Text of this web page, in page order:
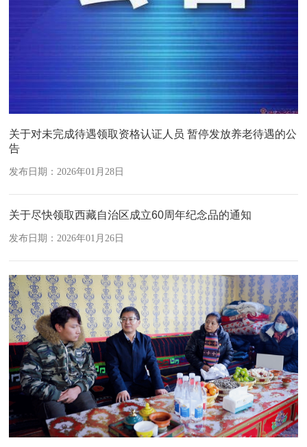
关于对未完成待遇领取资格认证人员 暂停发放养老待遇的公
告
发布日期：2026年01月28日
关于尽快领取西藏自治区成立60周年纪念品的通知
发布日期：2026年01月26日